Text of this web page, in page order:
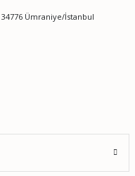
Ümraniye/İstanbul